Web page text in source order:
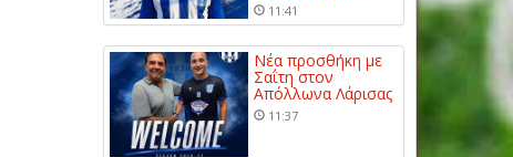
11:41
Νέα προσθήκη με
Σαΐτη στον
Απόλλωνα Λάρισας
11:37